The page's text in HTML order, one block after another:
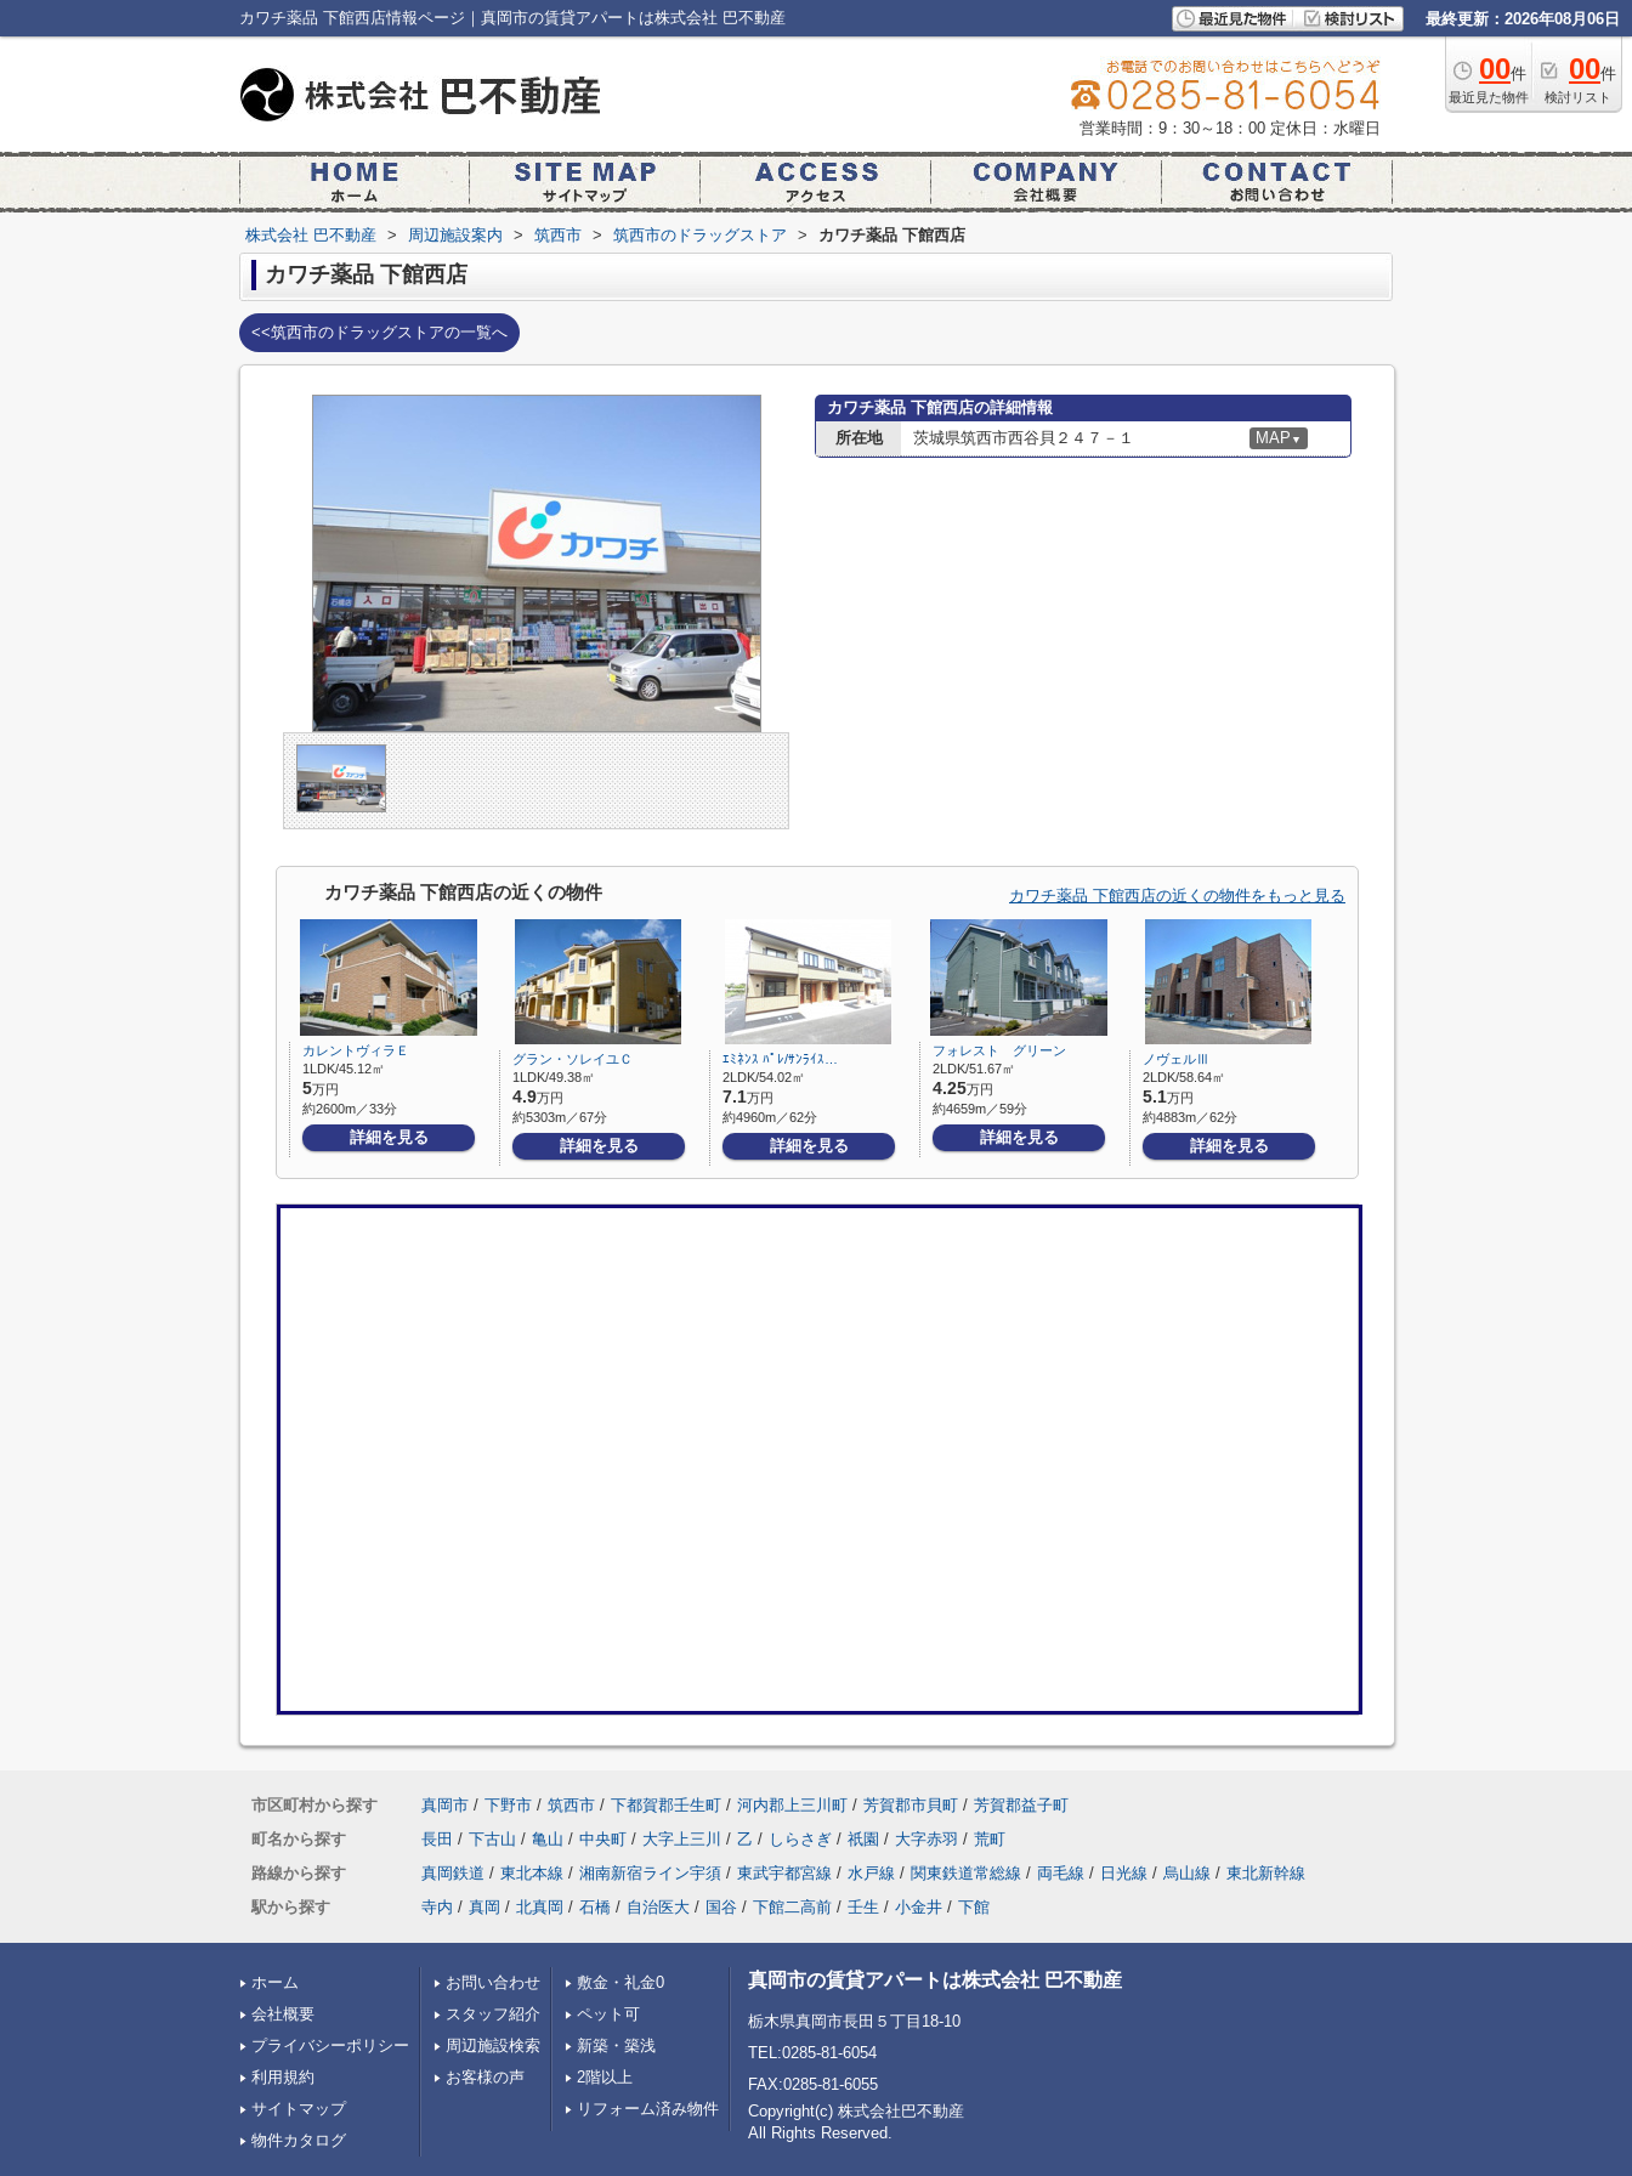
カワチ薬品 下館西店情報ページ｜真岡市の賃貸アパートは株式会社 巴不動産 最終更新：2026年08月06日
00件
最近見た物件
00件
検討リスト
営業時間：9：30～18：00 定休日：水曜日
株式会社 巴不動産 > 周辺施設案内 > 筑西市 > 筑西市のドラッグストア > カワチ薬品 下館西店
カワチ薬品 下館西店
<<筑西市のドラッグストアの一覧へ
カワチ薬品 下館西店の詳細情報
所在地
茨城県筑西市西谷貝２４７－１ MAP ▼
カワチ薬品 下館西店の近くの物件 カワチ薬品 下館西店の近くの物件をもっと見る
カレントヴィラＥ
1LDK/45.12㎡
5万円
約2600m／33分
詳細を見る
グラン・ソレイユＣ
1LDK/49.38㎡
4.9万円
約5303m／67分
詳細を見る
ｴﾐﾈﾝｽ ﾊﾟﾚ/ｻﾝﾗｲｽ…
2LDK/54.02㎡
7.1万円
約4960m／62分
詳細を見る
フォレスト グリーン
2LDK/51.67㎡
4.25万円
約4659m／59分
詳細を見る
ノヴェルⅢ
2LDK/58.64㎡
5.1万円
約4883m／62分
詳細を見る
市区町村から探す 真岡市 / 下野市 / 筑西市 / 下都賀郡壬生町 / 河内郡上三川町 / 芳賀郡市貝町 / 芳賀郡益子町
町名から探す
長田 / 下古山 / 亀山 / 中央町 / 大字上三川 / 乙 / しらさぎ / 祇園 / 大字赤羽 / 荒町
路線から探す
真岡鉄道 / 東北本線 / 湘南新宿ライン宇須 / 東武宇都宮線 / 水戸線 / 関東鉄道常総線 / 両毛線 / 日光線 / 烏山線 / 東北新幹線
駅から探す
寺内 / 真岡 / 北真岡 / 石橋 / 自治医大 / 国谷 / 下館二高前 / 壬生 / 小金井 / 下館
ホーム
会社概要
プライバシーポリシー
利用規約
サイトマップ
物件カタログ
お問い合わせ
スタッフ紹介
周辺施設検索
お客様の声
敷金・礼金0
ペット可
新築・築浅
2階以上
リフォーム済み物件
真岡市の賃貸アパートは株式会社 巴不動産
栃木県真岡市長田５丁目18-10
TEL:0285-81-6054
FAX:0285-81-6055
Copyright(c) 株式会社巴不動産
All Rights Reserved.